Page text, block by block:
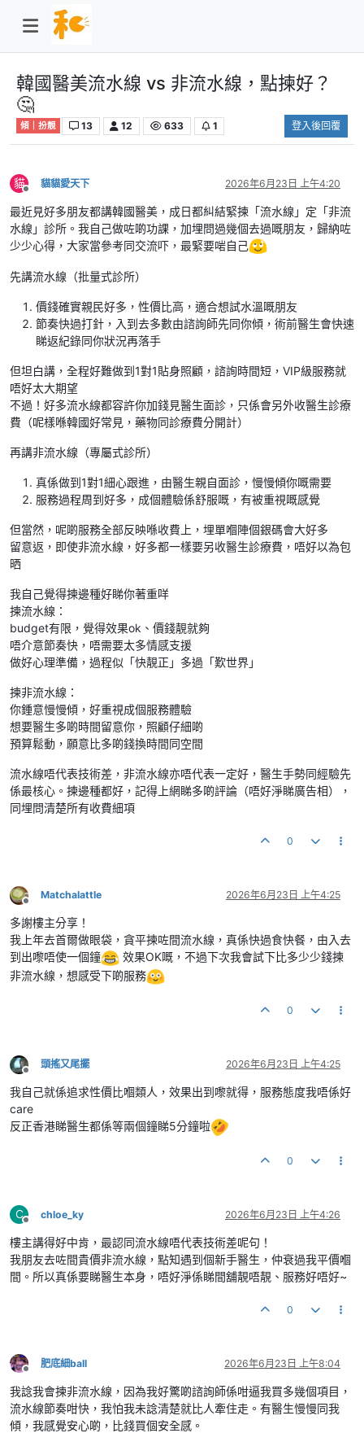
韓國醫美流水線 vs 非流水線，點揀好？
🤔
傾｜扮靚 13 12 633 1 登入後回覆
貓
離線
貓貓愛天下 2026年6月23日 上午4:20
最近見好多朋友都講韓國醫美，成日都糾結緊揀「流水線」定「非流
水線」診所。我自己做咗啲功課，加埋問過幾個去過嘅朋友，歸納咗
少少心得，大家當參考同交流吓，最緊要啱自己
先講流水線（批量式診所）
價錢確實親民好多，性價比高，適合想試水溫嘅朋友
節奏快過打針，入到去多數由諮詢師先同你傾，術前醫生會快速
睇返紀錄同你狀況再落手
但坦白講，全程好難做到1對1貼身照顧，諮詢時間短，VIP級服務就
唔好太大期望
不過！好多流水線都容許你加錢見醫生面診，只係會另外收醫生診療
費（呢樣喺韓國好常見，藥物同診療費分開計）
再講非流水線（專屬式診所）
真係做到1對1細心跟進，由醫生親自面診，慢慢傾你嘅需要
服務過程周到好多，成個體驗係舒服嘅，有被重視嘅感覺
但當然，呢啲服務全部反映喺收費上，埋單嗰陣個銀碼會大好多
留意返，即使非流水線，好多都一樣要另收醫生診療費，唔好以為包
晒
我自己覺得揀邊種好睇你著重咩
揀流水線：
budget有限，覺得效果ok、價錢靚就夠
唔介意節奏快，唔需要太多情感支援
做好心理準備，過程似「快靚正」多過「歎世界」
揀非流水線：
你鍾意慢慢傾，好重視成個服務體驗
想要醫生多啲時間留意你，照顧仔細啲
預算鬆動，願意比多啲錢換時間同空間
流水線唔代表技術差，非流水線亦唔代表一定好，醫生手勢同經驗先
係最核心。揀邊種都好，記得上網睇多啲評論（唔好淨睇廣告相），
同埋問清楚所有收費細項
0
離線
Matchalattle 2026年6月23日 上午4:25
多謝樓主分享！
我上年去首爾做眼袋，貪平揀咗間流水線，真係快過食快餐，由入去
到出嚟唔使一個鐘
效果OK嘅，不過下次我會試下比多少少錢揀
非流水線，想感受下啲服務
0
離線
頭搖又尾擺 2026年6月23日 上午4:25
我自己就係追求性價比嗰類人，效果出到嚟就得，服務態度我唔係好
care
反正香港睇醫生都係等兩個鐘睇5分鐘啦
0
C
離線
chloe_ky 2026年6月23日 上午4:26
樓主講得好中肯，最認同流水線唔代表技術差呢句！
我朋友去咗間貴價非流水線，點知遇到個新手醫生，仲衰過我平價嗰
間。所以真係要睇醫生本身，唔好淨係睇間舖靚唔靚、服務好唔好~
0
離線
肥底細ball 2026年6月23日 上午8:04
我諗我會揀非流水線，因為我好驚啲諮詢師係咁逼我買多幾個項目，
流水線節奏咁快，我怕我未諗清楚就比人牽住走。有醫生慢慢同我
傾，我感覺安心啲，比錢買個安全感。